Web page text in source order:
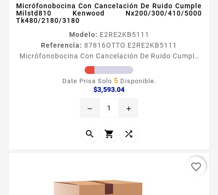
Micrófonobocina Con Cancelación De Ruido Cumple
Milstd810 Kenwood Nx200/300/410/5000
Tk480/2180/3180
Modelo: E2RE2KB5111
Referencia: 87816OTTO E2RE2KB5111
Micrófonobocina Con Cancelación De Ruido Cumple
Milstd810 Kenwood Nx200/300/410/5000
Tk480/2180/3180 MicroacutefonoBocina REVO NC1
compatible con Kenwood NX200 300 410 5000
cancelacioacuten de ruido Proteccioacuten contra
Adaptador Jack para audiacutefono de 35 mm Giro
Date Prisa Solo 5 Disponible.
$3,593.04Precio
remove add
  
favorite_border